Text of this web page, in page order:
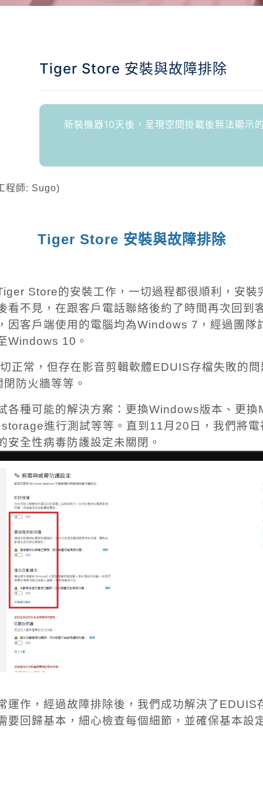
Tiger Store 安裝與故障排除
新裝機器10天後，呈現空間掛載後無法顯示
程師: Sugo)
Tiger Store 安裝與故障排除
Store的安裝工作，一切過程都很順利，安
看不見，在跟客戶電話聯絡後約了時間再次回到
因客戶端使用的電腦均為Windows 7 ，經過團
Windows 10 。
正常，但存在影音剪輯軟體EDUIS存檔失敗的
閉防火牆等等。
各種可能的解決方案：更換Windows版本、更換
storage進行測試等等。直到 11月 20 日，我們將
安全性病毒防護設定未關閉。
運作，經過故障排除後，我們成功解決了EDUIS
要回歸基本，細心檢查每個細節，並確保基本設